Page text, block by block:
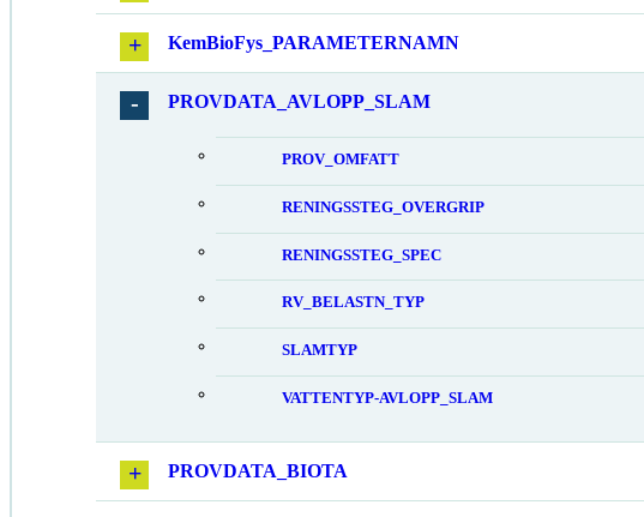
KemBioFys_PARAMETERNAMN
PROVDATA_AVLOPP_SLAM
PROV_OMFATT
RENINGSSTEG_OVERGRIP
RENINGSSTEG_SPEC
RV_BELASTN_TYP
SLAMTYP
VATTENTYP-AVLOPP_SLAM
PROVDATA_BIOTA